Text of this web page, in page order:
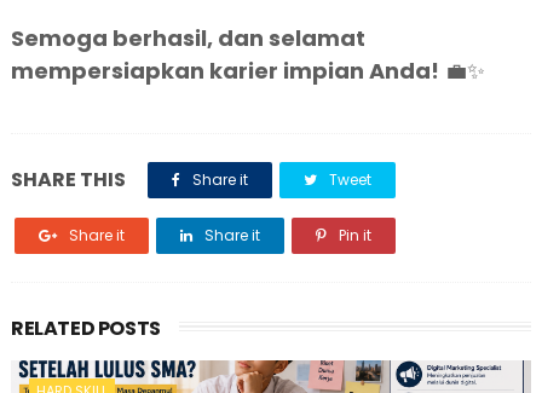
Semoga berhasil, dan selamat
mempersiapkan karier impian Anda! 💼✨
SHARE THIS Share it Tweet
Share it Share it Pin it
RELATED POSTS